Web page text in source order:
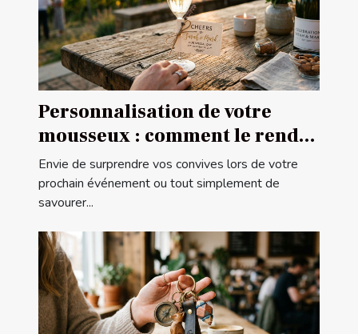
Personnalisation de votre
mousseux : comment le rendre
unique ?
Envie de surprendre vos convives lors de votre
prochain événement ou tout simplement de
savourer...